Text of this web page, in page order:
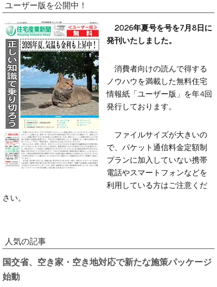
ユーザー版を公開中！
2026年夏号を号を7月8日に
発刊いたしました。
消費者向けの読んで得する
ノウハウを満載した無料住宅
情報紙「ユーザー版」を年4回
発行しております。
ファイルサイズが大きいの
で、パケット通信料金定額制
プランに加入していない携帯
電話やスマートフォンなどを
利用している方はご注意くだ
さい。
人気の記事
国交省、空き家・空き地対応で新たな施策パッケージ
始動